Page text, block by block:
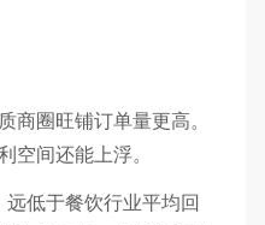
商圈旺铺订单量更高。
空间还能上浮。
远低于餐饮行业平均回